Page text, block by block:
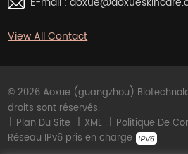
View All Contact
© 2026 Aoxue (guangzhou)
droits sont réservés.
| Plan Du Site | XML | Politique De
Réseau IPv6 pris en charge